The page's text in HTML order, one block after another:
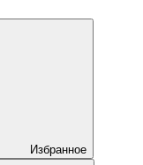
Избранное